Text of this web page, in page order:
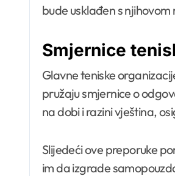
bude usklađen s
Smjernice
Glavne teniske
pružaju smjernice o
na dobi i razini vještina,
Slijedeći ove preporuke
im da izgrade